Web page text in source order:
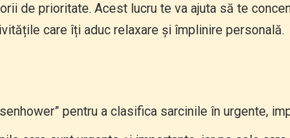
de prioritate. Acest lucru te va ajuta să te
care îți aduc relaxare și împlinire personală.
pentru a clasifica sarcinile în urgente,